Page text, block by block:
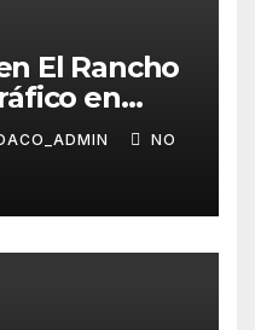
El Rancho
en
del Río
NO